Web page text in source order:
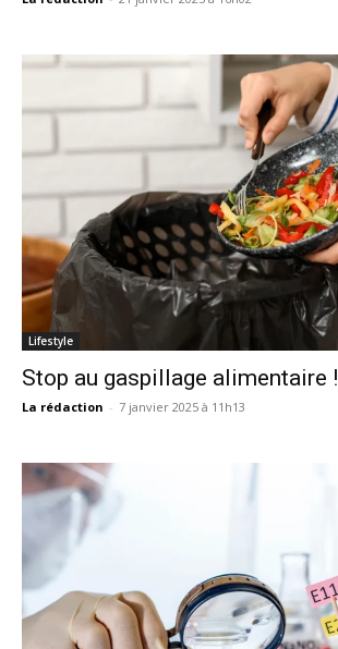
Lifestyle
Stop au gaspillage alimentaire !
La rédaction - 7 janvier 2025 à 11h13